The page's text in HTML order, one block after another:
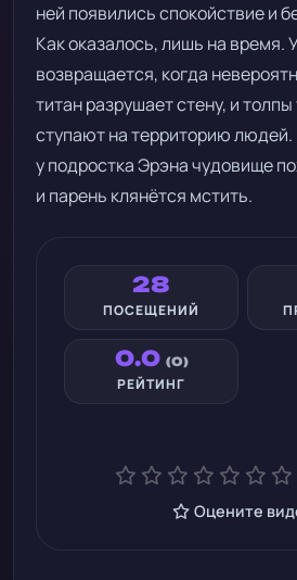
ней появились спокойствие и
Как оказалось, лишь на время.
возвращается, когда
титан разрушает стену, и
ступают на территорию людей.
у подростка Эрэна чудовище
и парень клянётся мстить.
28
ПОСЕЩЕНИЙ
0.0 (0)
РЕЙТИНГ
Оцените